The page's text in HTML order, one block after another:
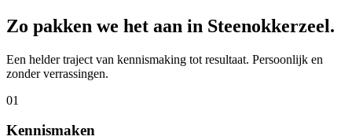
Zo pakken we het aan in Steenokkerzeel.
Een helder traject van kennismaking tot resultaat. Persoonlijk en
zonder verrassingen.
01
Kennismaken